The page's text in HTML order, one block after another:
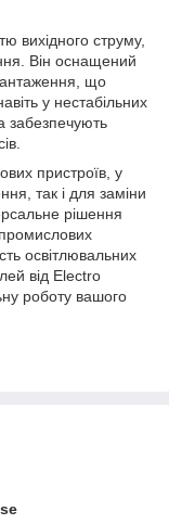
вихідного струму,
Він оснащений
що
у нестабільних
забезпечують
пристроїв, у
так і для заміни
рішення
освітлювальних
від Electro
роботу вашого